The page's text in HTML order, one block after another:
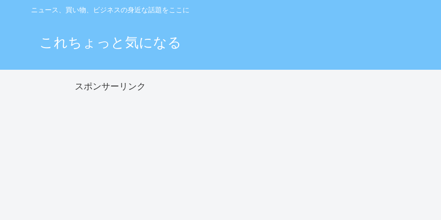
ニュース、買い物、ビジネスの身近な話題をここに
これちょっと気になる
スポンサーリンク